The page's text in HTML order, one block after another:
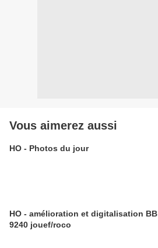
Vous aimerez aussi
HO - Photos du jour
HO - amélioration et digitalisation BB
9240 jouef/roco